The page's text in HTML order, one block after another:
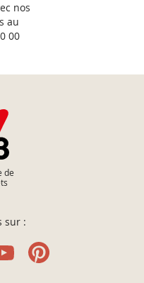
nos
au
00
de
sur :